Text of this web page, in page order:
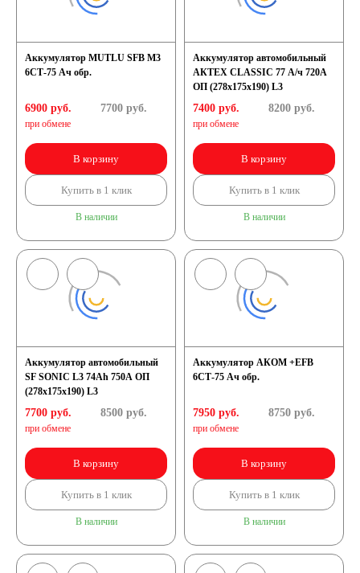
Аккумулятор MUTLU SFB M3
6СТ-75 Ач обр.
6900 руб.
при обмене
7700руб.
В корзину
Купить в 1 клик
В наличии
Аккумулятор автомобильный
АКТЕХ CLASSIC 77 А/ч 720А
ОП (278x175x190) L3
7400 руб.
при обмене
8200руб.
В корзину
Купить в 1 клик
В наличии
Аккумулятор автомобильный
SF SONIC L3 74Ah 750A ОП
(278х175х190) L3
7700 руб.
при обмене
8500руб.
В корзину
Купить в 1 клик
В наличии
Аккумулятор АКОМ +EFB
6СТ-75 Ач обр.
7950 руб.
при обмене
8750руб.
В корзину
Купить в 1 клик
В наличии